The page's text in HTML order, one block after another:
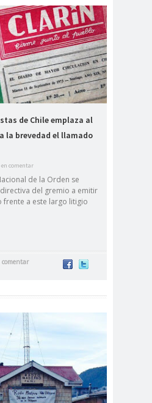
ensa
#Mega
#Megame
dia
de Chile emplaza al
la brevedad el llamado
en comentar
de la Orden se
del gremio a emitir
frente a este largo litigio
comentar